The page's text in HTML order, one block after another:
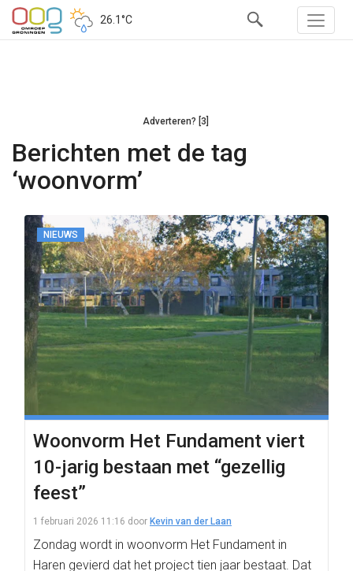
26.1°C
Adverteren? [3]
Berichten met de tag
‘woonvorm’
NIEUWS
Woonvorm Het Fundament viert
10-jarig bestaan met “gezellig
feest”
1 februari 2026 11:16 door Kevin van der Laan
Zondag wordt in woonvorm Het Fundament in
Haren gevierd dat het project tien jaar bestaat. Dat